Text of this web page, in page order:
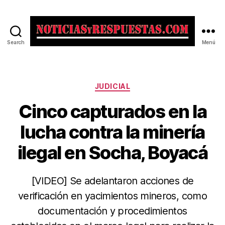
Search Menú
Categorías
JUDICIAL
Cinco capturados en la
lucha contra la minería
ilegal en Socha, Boyacá
[VIDEO] Se adelantaron acciones de
verificación en yacimientos mineros, como
documentación y procedimientos